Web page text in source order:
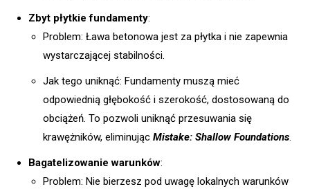
Zbyt płytkie fundamenty:
Problem: Ława betonowa jest za płytka i nie zapewnia
wystarczającej stabilności.
Jak tego uniknąć: Fundamenty muszą mieć
odpowiednią głębokość i szerokość, dostosowaną do
obciążeń. To pozwoli uniknąć przesuwania się
krawężników, eliminując Mistake: Shallow Foundations.
Bagatelizowanie warunków:
Problem: Nie bierzesz pod uwagę lokalnych warunków